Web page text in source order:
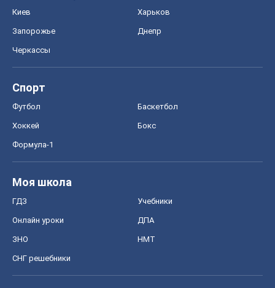
Киев Харьков
Запорожье Днепр
Черкассы
Спорт
Футбол Баскетбол
Хоккей Бокс
Формула-1
Моя школа
ГДЗ Учебники
Онлайн уроки ДПА
ЗНО НМТ
СНГ решебники